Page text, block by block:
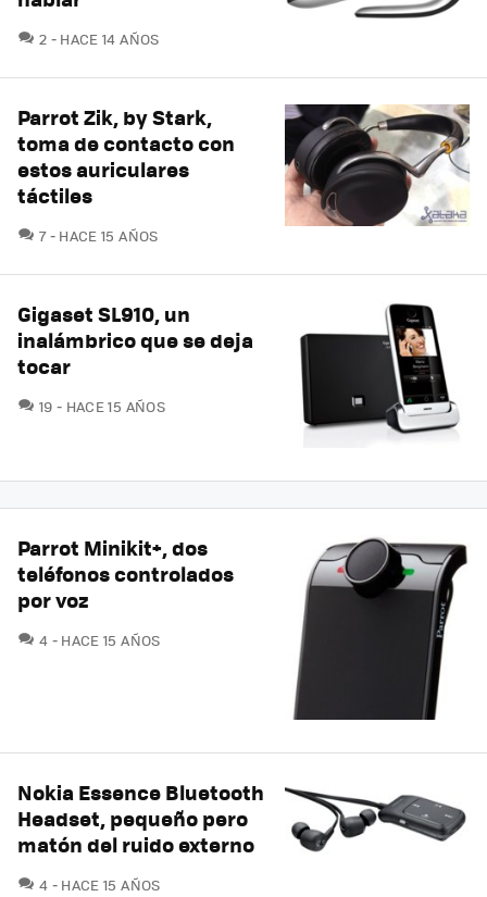
2 COMENTARIOS
HACE 14 AÑOS
Parrot Zik, by Stark,
toma de contacto con
estos auriculares
táctiles
7COMENTARIOS
HACE 15 AÑOS
Gigaset SL910, un
inalámbrico que se deja
tocar
19 COMENTARIOS
HACE 15 AÑOS
Parrot Minikit+, dos
teléfonos controlados
por voz
4 COMENTARIOS
HACE 15 AÑOS
Nokia Essence Bluetooth
Headset, pequeño pero
matón del ruido externo
4 COMENTARIOS
HACE 15 AÑOS